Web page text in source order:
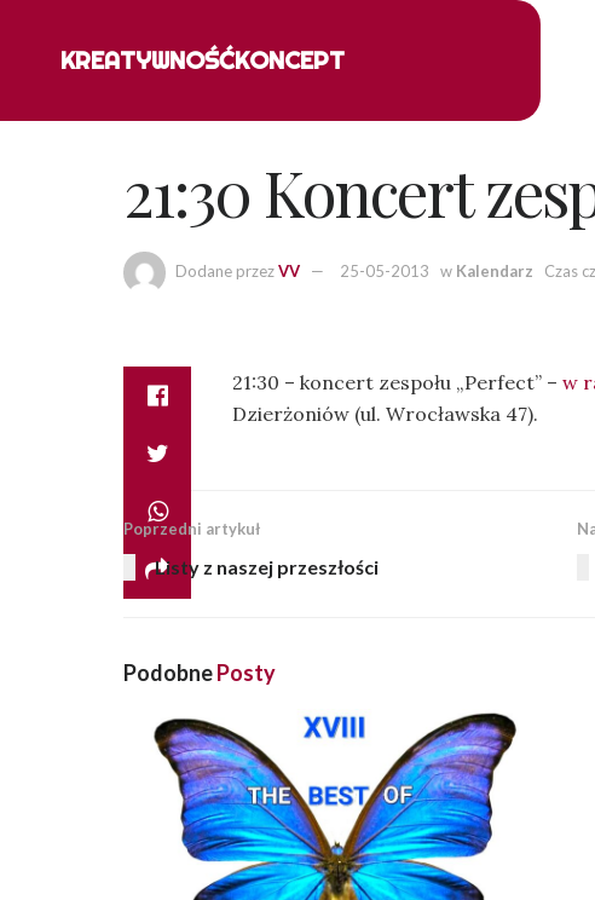
KREATYWNOŚĆKONCEPT
21:30 Koncert
Dodane przezVV 25-05-2013 w Kalendarz Czas
21:30 – koncert zespołu „Perfect” – w
Dzierżoniów (ul. Wrocławska 47).
Poprzedni artykuł
Listy z naszej przeszłości
PodobnePosty